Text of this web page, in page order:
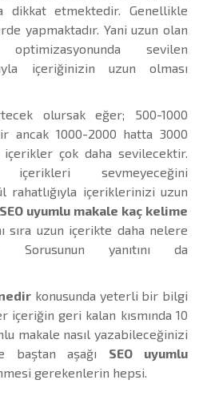
dikkat etmektedir. Genellikle
yapmaktadır. Yani uzun olan
sevilen
içeriğinizin uzun olması
olursak eğer; 500-1000
ancak 1000-2000 hatta 3000
çok daha sevilecektir.
sevmeyeceğini
rahatlığıyla içeriklerinizi uzun
SEO uyumlu makale kaç kelime
sıra uzun içerikte daha nelere
Sorusunun yanıtını da
konusunda yeterli bir bilgi
içeriğin geri kalan kısmında 10
makale nasıl yazabileceğinizi
baştan aşağı SEO uyumlu
gerekenlerin hepsi.